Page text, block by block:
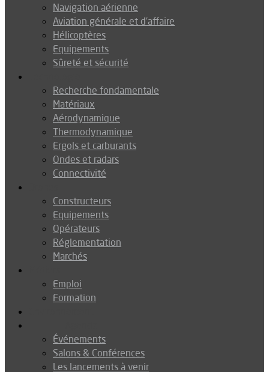
Navigation aérienne
Aviation générale et d’affaire
Hélicoptères
Equipements
Sûreté et sécurité
Recherche fondamentale
Matériaux
Aérodynamique
Thermodynamique
Ergols et carburants
Ondes et radars
Connectivité
Constructeurs
Equipements
Opérateurs
Réglementation
Marchés
Emploi
Formation
Événements
Salons & Conférences
Les lancements à venir